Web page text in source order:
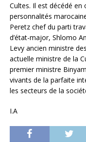
Cultes. Il est décédé en
personnalités
Peretz chef du parti
d’état-major, Shlomo
Levy ancien ministre
actuelle ministre de la
premier ministre
vivants de la parfaite
les secteurs de la
I.A